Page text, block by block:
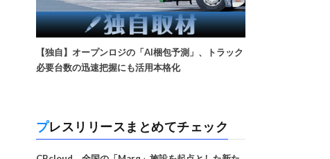
【独自】オープンロジの「AI梱包予測」、トラック
必要台数の迅速把握にも活用本格化
プレスリリースまとめてチェック